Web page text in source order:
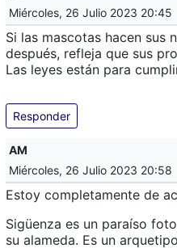
Miércoles, 26 Julio 2023 20:45
Si las mascotas hacen sus
después, refleja que sus
Las leyes están para
Responder
AM
Miércoles, 26 Julio 2023 20:58
Estoy completamente de
Sigüenza es un paraíso
su alameda. Es un